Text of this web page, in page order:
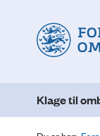
Klage til